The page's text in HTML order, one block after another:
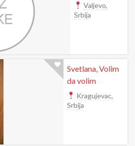
Valjevo,
Srbija
Svetlana, Volim
da volim
Kragujevac,
Srbija